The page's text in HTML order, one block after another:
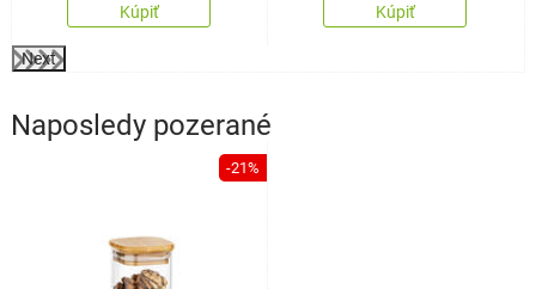
Kúpiť Kúpiť
Next
Naposledy pozerané
-21%